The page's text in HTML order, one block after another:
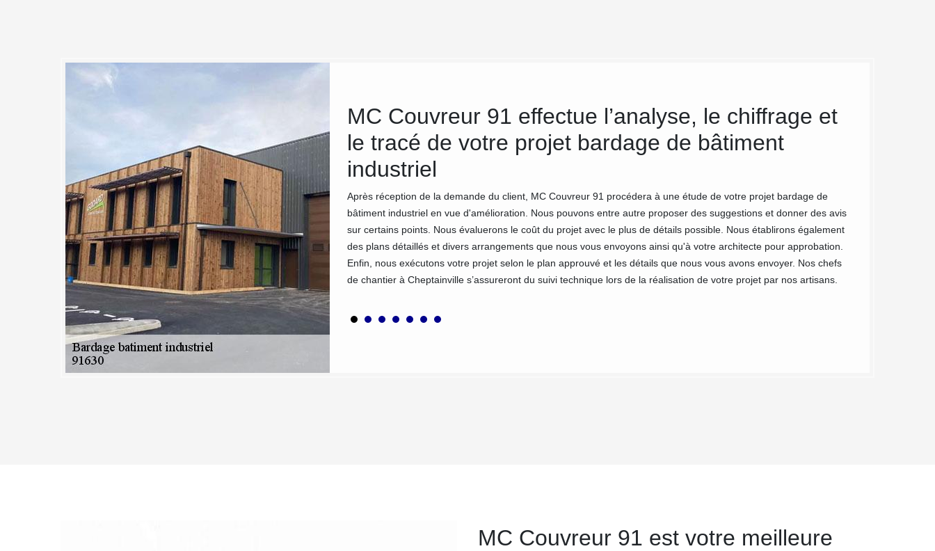
91 la réalisation de votre
et dans tous le 91630
faire réaliser des économies car avec la réduction des pertes d'énergie
du chauffage. Ceci est également bénéfique sur le plan écologique.
performances d'isolation thermique de votre bâtiment industriel à
MC Couvreur 91. Nous sommes des spécialistes dans la conception et
industriels depuis de nombreuses années et nous avons toujours su
Bardage en PVC, bardage en tôle, bardage en bois … Le choix vous
MC Couvreur 91 effectue l’analyse, le chiffrage et
le tracé de votre projet bardage de bâtiment
industriel
Après réception de la demande du client, MC Couvreur 91 procédera à une étude de votre projet bardage de
bâtiment industriel en vue d'amélioration. Nous pouvons entre autre proposer des suggestions et donner des avis
sur certains points. Nous évaluerons le coût du projet avec le plus de détails possible. Nous établirons également
des plans détaillés et divers arrangements que nous vous envoyons ainsi qu'à votre architecte pour approbation.
Enfin, nous exécutons votre projet selon le plan approuvé et les détails que nous vous avons envoyer. Nos chefs
de chantier à Cheptainville s’assureront du suivi technique lors de la réalisation de votre projet par nos artisans.
MC Couvreur 91 est votre meilleure